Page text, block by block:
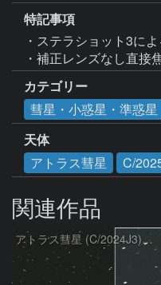
特記事項
・ステラショット3に
・補正レンズなし直接
カテゴリー
彗星・小惑星・準惑星
天体
アトラス彗星
C/
関連作品
アトラス彗星 (C/2024J3)：2026/08/05